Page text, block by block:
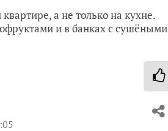
а не только на кухне.
и в банках с сушёными